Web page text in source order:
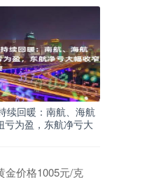
续回暖：南航、海航
亏为盈，东航净亏大
金价格1005元/克